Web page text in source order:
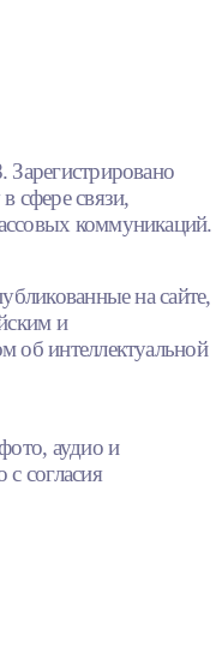
сфере связи,
коммуникаций.
на сайте,
и
об интеллектуальной
аудио и
согласия